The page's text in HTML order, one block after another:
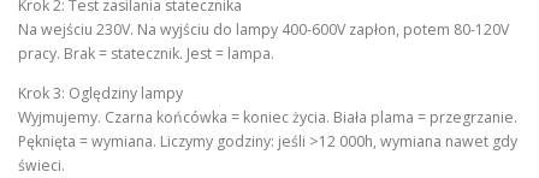
Krok 2: Test zasilania statecznika
Na wejściu 230V. Na wyjściu do lampy 400-600V zapłon, potem 80-120V
pracy. Brak = statecznik. Jest = lampa.
Krok 3: Oględziny lampy
Wyjmujemy. Czarna końcówka = koniec życia. Biała plama = przegrzanie.
Pęknięta = wymiana. Liczymy godziny: jeśli >12 000h, wymiana nawet gdy
świeci.